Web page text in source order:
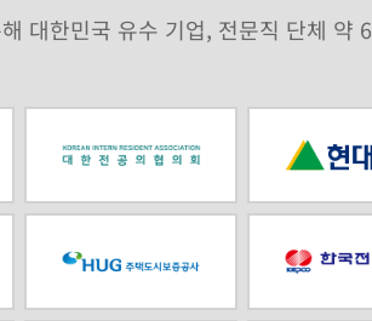
대한민국 유수 기업, 전문직 단체